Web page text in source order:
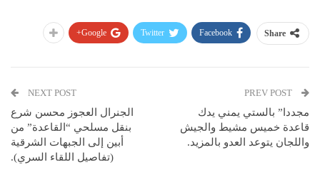
Share
Facebook
Twitter
Google+
مجددا” بالستي يمني يدك
قاعدة خميس مشيط والجيش
واللجان يتوعد العدو بالمزيد.
NEXT POST
الجنرال العجوز محسن شرع
بنقل مسلحي “القاعدة” من
أبين إلى الجبهات الشرقية
(تفاصيل اللقاء السري).